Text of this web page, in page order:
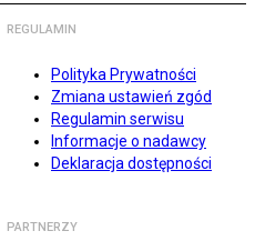
REGULAMIN
Polityka Prywatności
Zmiana ustawień zgód
Regulamin serwisu
Informacje o nadawcy
Deklaracja dostępności
PARTNERZY